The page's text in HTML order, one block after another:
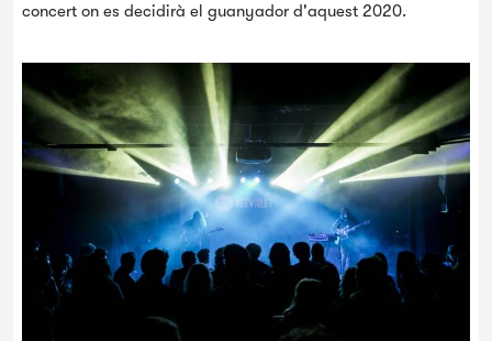
concert on es decidirà el guanyador d'aquest 2020.